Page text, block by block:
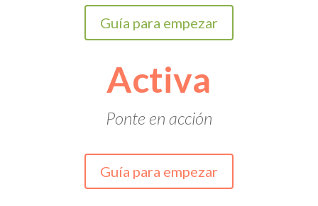
Guía para empezar
Activa
Ponte en acción
Guía para empezar